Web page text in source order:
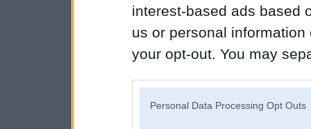
interest-based ads based
us or personal
your opt-out. You may
Personal Data Processing Opt Outs